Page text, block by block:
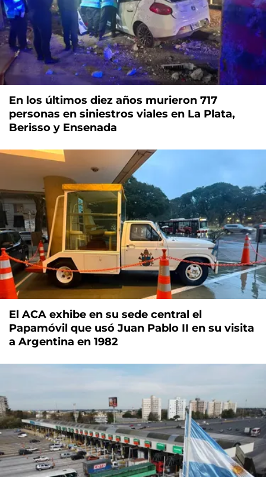
En los últimos diez años murieron 717
personas en siniestros viales en La Plata,
Berisso y Ensenada
El ACA exhibe en su sede central el
Papamóvil que usó Juan Pablo II en su visita
a Argentina en 1982